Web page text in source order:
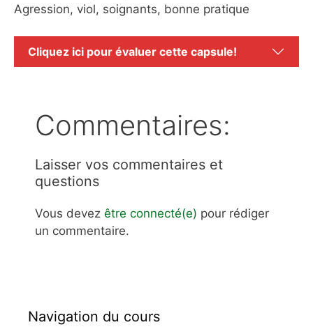
Agression, viol, soignants, bonne pratique
Cliquez ici pour évaluer cette capsule!
Commentaires:
Laisser vos commentaires et
questions
Vous devez être connecté(e) pour rédiger
un commentaire.
Navigation du cours